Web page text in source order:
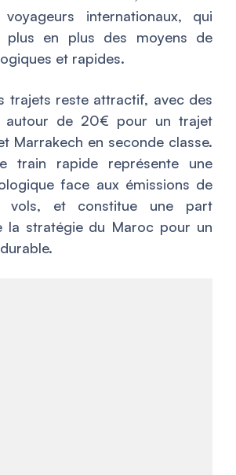
internationaux, qui
plus en plus des moyens de
et rapides.
trajets reste attractif, avec des
autour de 20€ pour un trajet
Marrakech en seconde classe.
train rapide représente une
face aux émissions de
vols, et constitue une part
la stratégie du Maroc pour un